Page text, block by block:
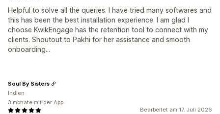
Helpful to solve all the queries. I have tried many softwares and
this has been the best installation experience. I am glad I
choose KwikEngage has the retention tool to connect with my
clients. Shoutout to Pakhi for her assistance and smooth
onboarding...
Bearbeitet am 17. Juli 2026
Soul By Sisters
Indien
3 monate mit der App